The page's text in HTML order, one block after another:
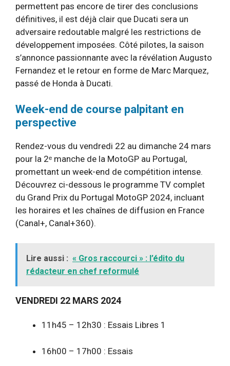
permettent pas encore de tirer des conclusions
définitives, il est déjà clair que Ducati sera un
adversaire redoutable malgré les restrictions de
développement imposées. Côté pilotes, la saison
s’annonce passionnante avec la révélation Augusto
Fernandez et le retour en forme de Marc Marquez,
passé de Honda à Ducati.
Week-end de course palpitant en
perspective
Rendez-vous du vendredi 22 au dimanche 24 mars
pour la 2ᵉ manche de la MotoGP au Portugal,
promettant un week-end de compétition intense.
Découvrez ci-dessous le programme TV complet
du Grand Prix du Portugal MotoGP 2024, incluant
les horaires et les chaînes de diffusion en France
(Canal+, Canal+360).
Lire aussi : « Gros raccourci » : l’édito du
rédacteur en chef reformulé
VENDREDI 22 MARS 2024
11h45 – 12h30 : Essais Libres 1
16h00 – 17h00 : Essais